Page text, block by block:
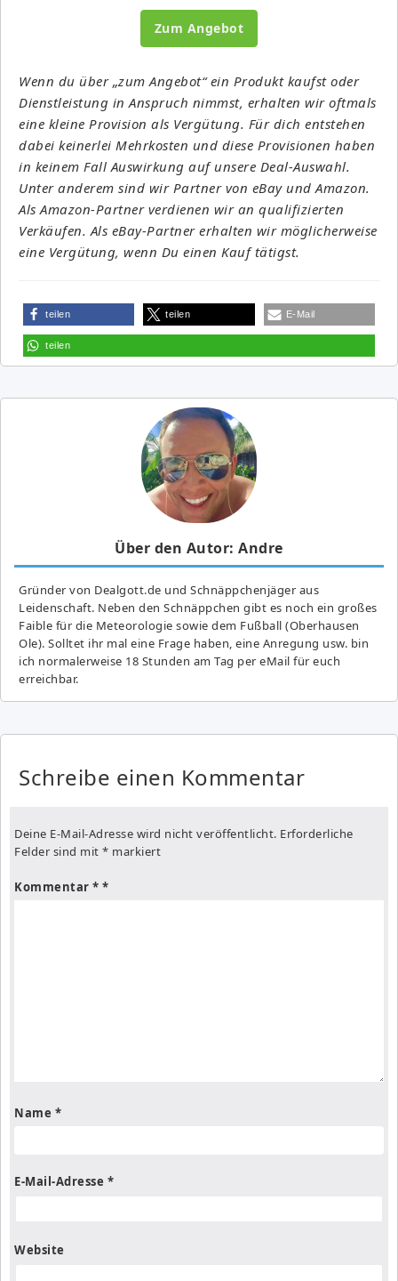
Zum Angebot
Wenn du über „zum Angebot“ ein Produkt kaufst oder
Dienstleistung in Anspruch nimmst, erhalten wir oftmals
eine kleine Provision als Vergütung. Für dich entstehen
dabei keinerlei Mehrkosten und diese Provisionen haben
in keinem Fall Auswirkung auf unsere Deal-Auswahl.
Unter anderem sind wir Partner von eBay und Amazon.
Als Amazon-Partner verdienen wir an qualifizierten
Verkäufen. Als eBay-Partner erhalten wir möglicherweise
eine Vergütung, wenn Du einen Kauf tätigst.
teilen teilen E-Mail
teilen
Über den Autor: Andre
Gründer von Dealgott.de und Schnäppchenjäger aus
Leidenschaft. Neben den Schnäppchen gibt es noch ein großes
Fai­ble für die Meteorologie sowie dem Fußball (Oberhausen
Ole). Solltet ihr mal eine Frage haben, eine Anregung usw. bin
ich normalerweise 18 Stunden am Tag per eMail für euch
erreichbar.
Schreibe einen Kommentar
Deine E-Mail-Adresse wird nicht veröffentlicht. Erforderliche
Felder sind mit * markiert
Kommentar *
Name *
E-Mail-Adresse *
Website